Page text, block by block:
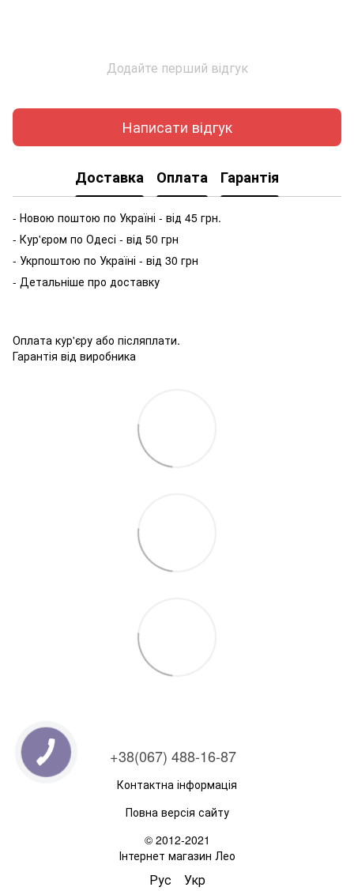
Додайте перший відгук
Написати відгук
Доставка Оплата Гарантія
- Новою поштою по Україні - від 45 грн.
- Кур'єром по Одесі - від 50 грн
- Укрпоштою по Україні - від 30 грн
- Детальніше про доставку
Оплата кур'єру або післяплати.
Гарантія від виробника
+38(067) 488-16-87
Контактна інформація
Повна версія сайту
© 2012-2021
Інтернет магазин Лео
Рус Укр